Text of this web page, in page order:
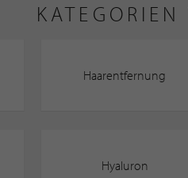
Haarentfernung
Hyaluron